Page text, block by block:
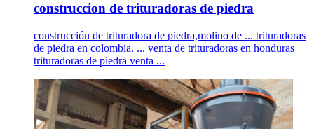
construccion de trituradoras de piedra
construcción de trituradora de piedra,molino de ... trituradoras
de piedra en colombia. ... venta de trituradoras en honduras
trituradoras de piedra venta ...